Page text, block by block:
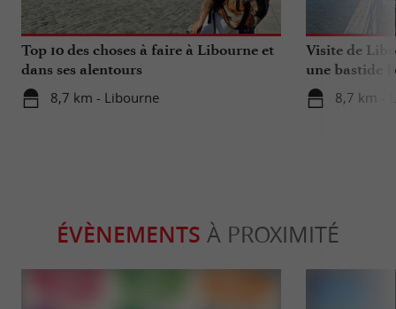
Top 10 des choses à faire à Libourne et
dans ses alentours
8,7 km - Libourne
Visite de
une bastide
8,7 km -
ÉVÈNEMENTS À PROXIMITÉ